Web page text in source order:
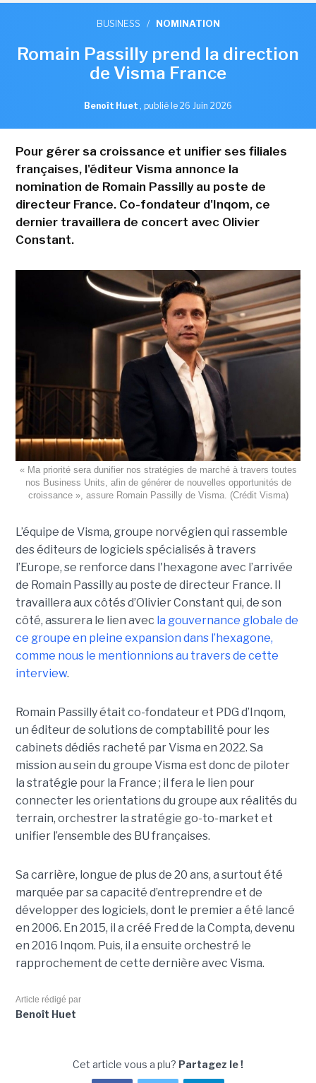
BUSINESS / NOMINATION
Romain Passilly prend la direction
de Visma France
Benoît Huet , publié le 26 Juin 2026
Pour gérer sa croissance et unifier ses filiales
françaises, l'éditeur Visma annonce la
nomination de Romain Passilly au poste de
directeur France. Co-fondateur d'Inqom, ce
dernier travaillera de concert avec Olivier
Constant.
« Ma priorité sera dunifier nos stratégies de marché à travers toutes
nos Business Units, afin de générer de nouvelles opportunités de
croissance », assure Romain Passilly de Visma. (Crédit Visma)
L’équipe de Visma, groupe norvégien qui rassemble
des éditeurs de logiciels spécialisés à travers
l’Europe, se renforce dans l'hexagone avec l’arrivée
de Romain Passilly au poste de directeur France. Il
travaillera aux côtés d’Olivier Constant qui, de son
côté, assurera le lien avec la gouvernance globale de
ce groupe en pleine expansion dans l’hexagone,
comme nous le mentionnions au travers de cette
interview.
Romain Passilly était co-fondateur et PDG d’Inqom,
un éditeur de solutions de comptabilité pour les
cabinets dédiés racheté par Visma en 2022. Sa
mission au sein du groupe Visma est donc de piloter
la stratégie pour la France ; il fera le lien pour
connecter les orientations du groupe aux réalités du
terrain, orchestrer la stratégie go-to-market et
unifier l’ensemble des BU françaises.
Sa carrière, longue de plus de 20 ans, a surtout été
marquée par sa capacité d’entreprendre et de
développer des logiciels, dont le premier a été lancé
en 2006. En 2015, il a créé Fred de la Compta, devenu
en 2016 Inqom. Puis, il a ensuite orchestré le
rapprochement de cette dernière avec Visma.
Article rédigé par
Benoît Huet
Cet article vous a plu? Partagez le !